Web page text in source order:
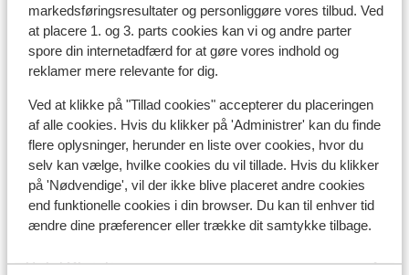
markedsføringsresultater og personliggøre vores tilbud. Ved
at placere 1. og 3. parts cookies kan vi og andre parter
spore din internetadfærd for at gøre vores indhold og
reklamer mere relevante for dig.
Ved at klikke på "Tillad cookies" accepterer du placeringen
af alle cookies. Hvis du klikker på 'Administrer' kan du finde
flere oplysninger, herunder en liste over cookies, hvor du
selv kan vælge, hvilke cookies du vil tillade. Hvis du klikker
på 'Nødvendige', vil der ikke blive placeret andre cookies
end funktionelle cookies i din browser. Du kan til enhver tid
ændre dine præferencer eller trække dit samtykke tilbage.
Andre overnatningssteder i Val di
Fassa
Hotel Andreas
Hotel Garni Aritz
Hotel Ciampedie Luxury Alpine Spa
Hotel Christine